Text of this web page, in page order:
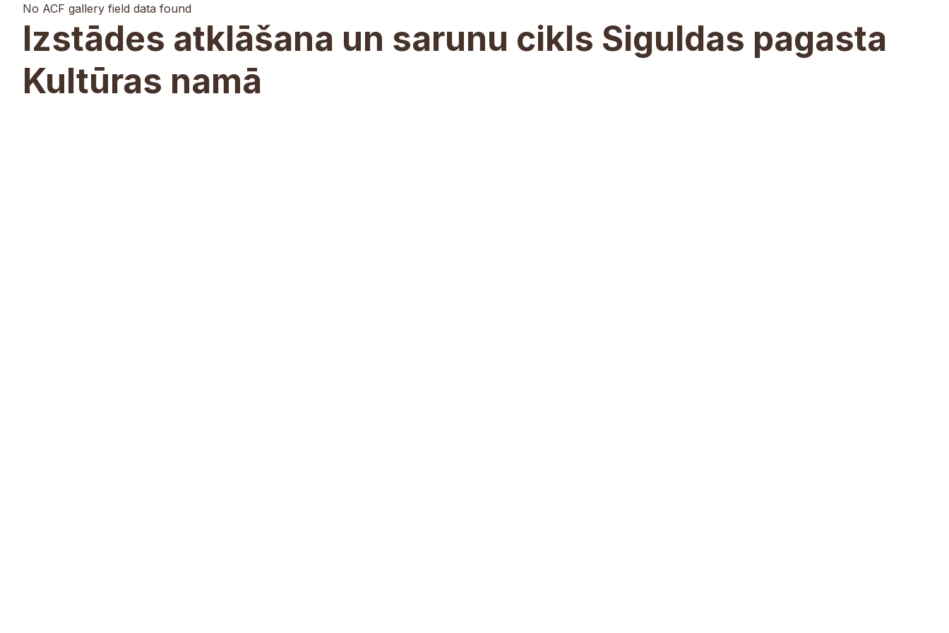
No ACF gallery field data found
Izstādes atklāšana un sarunu cikls Siguldas pagasta
Kultūras namā